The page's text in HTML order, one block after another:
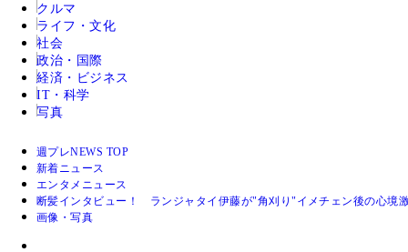
クルマ
ライフ・文化
社会
政治・国際
経済・ビジネス
IT・科学
写真
週プレNEWS TOP
新着ニュース
エンタメニュース
断髪インタビュー！ ランジャタイ伊藤が"角刈り"イメチェン後の心境
画像・写真